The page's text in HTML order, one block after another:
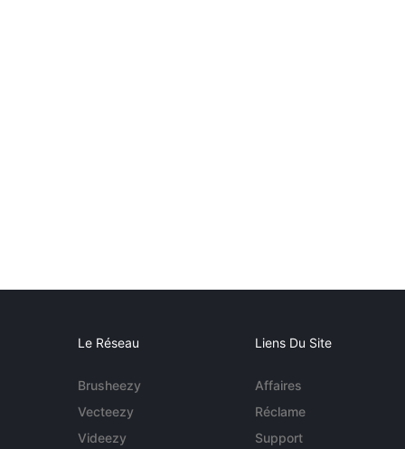
Le Réseau
Brusheezy
Vecteezy
Videezy
Liens Du Site
Affaires
Réclame
Support